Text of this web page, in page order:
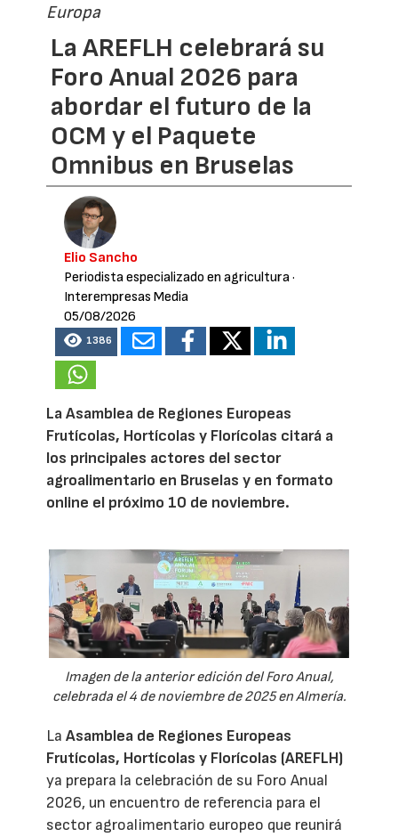
Europa
La AREFLH celebrará su
Foro Anual 2026 para
abordar el futuro de la
OCM y el Paquete
Omnibus en Bruselas
Elio Sancho
Periodista especializado en agricultura·
Interempresas Media
05/08/2026
1386
La Asamblea de Regiones Europeas
Frutícolas, Hortícolas y Florícolas citará a
los principales actores del sector
agroalimentario en Bruselas y en formato
online el próximo 10 de noviembre.
Imagen de la anterior edición del Foro Anual,
celebrada el 4 de noviembre de 2025 en Almería.
LaAsamblea de Regiones Europeas
Frutícolas, Hortícolas y Florícolas (AREFLH)
ya prepara la celebración de su Foro Anual
2026, un encuentro de referencia para el
sector agroalimentario europeo que reunirá